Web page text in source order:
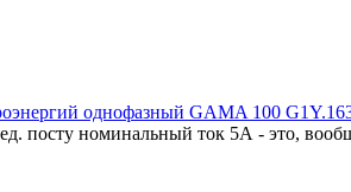
(Корея)однофазный GAMA 100
посту номинальный ток 5А - это,